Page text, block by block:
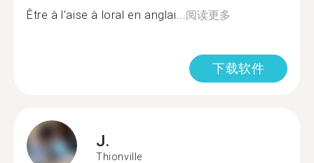
Être à l'aise à loral en anglai...阅读更多
下载软件
J.
Thionville